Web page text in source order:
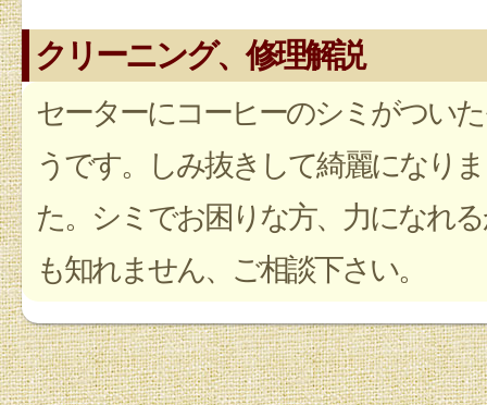
クリーニング、修理解説
セーターにコーヒーのシミがつい
うです。しみ抜きして綺麗になり
た。シミでお困りな方、力になれ
も知れません、ご相談下さい。